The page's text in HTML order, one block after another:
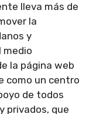
lleva más de
la
y
medio
la página web
como un centro
de todos
privados, que